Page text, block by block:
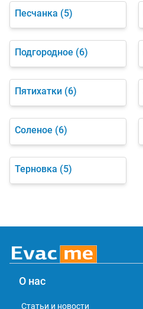
Песчанка (5)
Подгородное (6)
Пятихатки (6)
Соленое (6)
Терновка (5)
О нас
Статьи и новости